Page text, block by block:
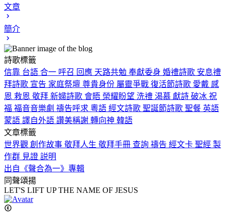
文章
簡介
詩歌標籤
信靠 台語 合一 呼召 回應 天路共勉 奉獻委身 婚禮詩歌 安息禮
拜詩歌 宣告 家庭祭壇 尊貴身份 屬靈爭戰 復活節詩歌 愛戴 感
恩 救恩 敬拜 新婦詩歌 會晤 榮耀盼望 洗禮 渴慕 獻詩 破冰 祝
福 福音音樂劇 禱告呼求 粵語 經文詩歌 聖誕節詩歌 聖餐 英語
蒙語 譯自外語 讚美稱謝 轉向神 韓語
文章標籤
世界觀 創作故事 敬拜人生 敬拜手冊 查詢 禱告 經文卡 聖經 製
作群 見證 説明
出自《聲合為一》專輯
同聲頌揚
LET'S LIFT UP THE NAME OF JESUS